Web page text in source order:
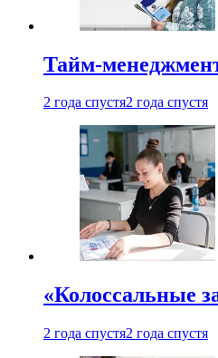
Тайм-
2 года спустя2 года спустя
«Колоссальные
2 года спустя2 года спустя